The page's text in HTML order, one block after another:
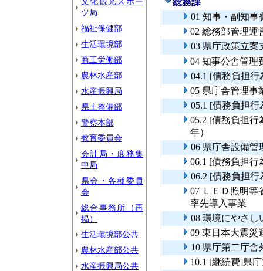
ツ局
福祉保健部
生活環境部
商工労働部
農林水産部
水産振興局
県土整備部
警察本部
教育委員会
会計局・庶務集
中局
県会・各種委員
会
総合事務所（再
掲）
生活環境部公共
農林水産部公共
水産振興局公共
総務課
01 知事・副知事
02 総務部管理運
03 県庁政策立案
04 知事公舎管理
04.1 [債務負担
05 県庁舎管理事
05.1 [債務負担
05.2 [債務負担
年）
06 県庁舎設備管
06.1 [債務負担
06.2 [債務負担
07 ＬＥＤ照明等
率先導入事業
08 環境にやさし
09 東日本大震災
10 県庁第二庁舎
10.1 [継続費]県